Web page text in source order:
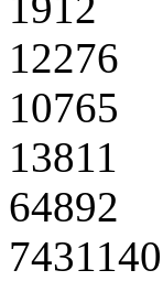
12276
10765
13811
64892
7431140